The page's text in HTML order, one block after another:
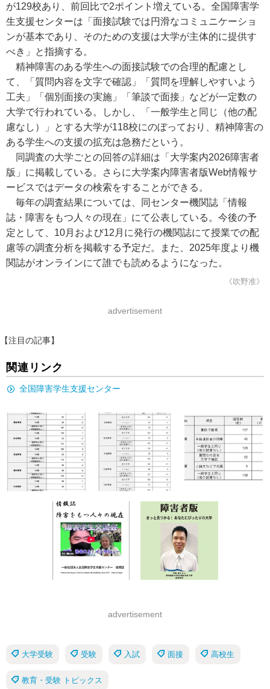
が129校あり、前回比で2ポイント増えている。全国障害学
生支援センターは「面接試験では円滑なコミュニケーショ
ンが基本であり、そのための支援は大学が主体的に提供す
べき」と指摘する。
精神障害のある学生への面接試験での合理的配慮とし
て、「質問内容を文字で確認」「質問を理解しやすいよう
工夫」「個別面接の実施」「筆談で面接」などが一定数の
大学で行われている。しかし、「一般学生と同じ（他の配
慮なし）」とする大学が118校にのぼっており、精神障害の
ある学生への支援の拡充は急務だという。
同調査の大学ごとの回答の詳細は「大学案内2026障害者
版」に掲載している。さらに大学案内障害者版Web情報サ
ービスではデータの検索をすることができる。
毎年の調査結果については、同センター機関誌「情報
誌・障害をもつ人々の現在」にて公表している。今後の予
定として、10月および12月に発行の機関誌にて授業での配
慮等の調査分析を掲載する予定だ。また、2025年度より機
関誌がオンラインにて誰でも読めるようになった。
《吹野准》
advertisement
【注目の記事】
関連リンク
全国障害学生支援センター
advertisement
大学受験 受験 入試 面接 高校生
教育・受験 トピックス